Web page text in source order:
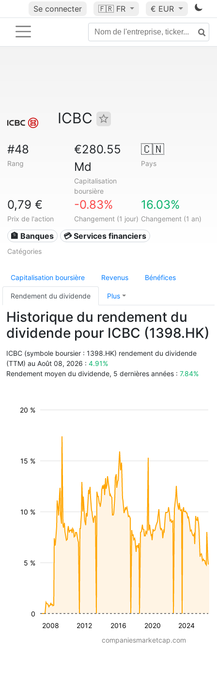
Se connecter 🇫🇷 FR € EUR
ICBC
#48
Rang
€280.55
Md
Capitalisation
boursière
🇨🇳
Pays
0,79 €
Prix de l'action
-0.83%
Changement (1 jour)
16.03%
Changement (1 an)
🏦 Banques 💳 Services financiers
Catégories
Capitalisation boursière Revenus Bénéfices
Rendement du dividende Plus
Historique du rendement du
dividende pour ICBC (1398.HK)
ICBC (symbole boursier : 1398.HK) rendement du dividende
(TTM) au Août 08, 2026 : 4.91%
Rendement moyen du dividende, 5 dernières années : 7.84%
2008 2012 2016 2020 2024
5 %
10 %
15 %
20 %
0
companiesmarketcap.com